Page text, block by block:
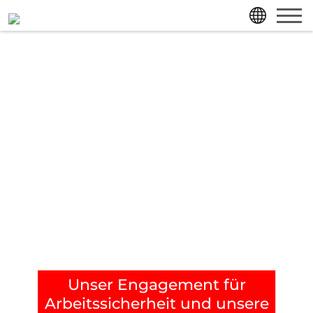
zum Inhalt der Seite springen
zur Hauptnavigation springen
Unser Engagement für
Arbeitssicherheit und unsere